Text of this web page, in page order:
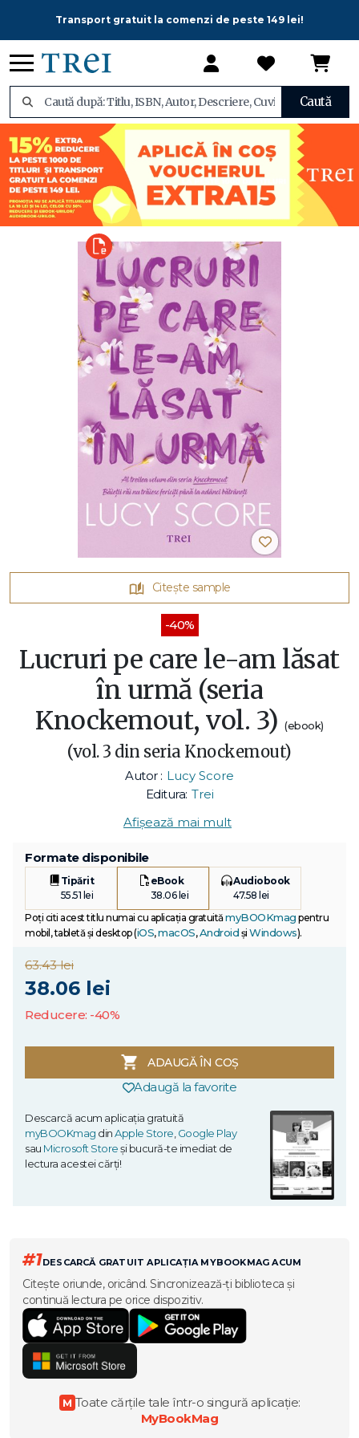
Transport gratuit la comenzi de peste 149 lei!
Caută
Citește sample
-40%
Lucruri pe care le-am lăsat
în urmă (seria
Knockemout, vol. 3)(ebook)
(vol. 3 din seria Knockemout)
Autor : Lucy Score
Editura: Trei
Afișează mai mult
Formate disponibile
Tipărit
55.51 lei
eBook
38.06 lei
Audiobook
47.58 lei
Poți citi acest titlu numai cu aplicația gratuitămyBOOKmag pentru
mobil, tabletă și desktop (iOS,macOS,Android și Windows).
63.43 lei
38.06 lei
Reducere: -40%
ADAUGĂ ÎN COȘ
Adaugă la favorite
Descarcă acum aplicația gratuită
myBOOKmag dinApple Store,Google Play
sau Microsoft Storeși bucură-te imediat de
lectura acestei cărți!
#1DESCARCĂ GRATUIT APLICAȚIA MYBOOKMAG ACUM
Citește oriunde, oricând. Sincronizează-ți biblioteca și
continuă lectura pe orice dispozitiv.
M Toate cărțile tale într-o singură aplicație:
MyBookMag